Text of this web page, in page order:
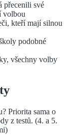
přecenili své
volbou
kteří mají silnou
podobné
všechny volby
Priorita sama o
z testů. (4. a 5.